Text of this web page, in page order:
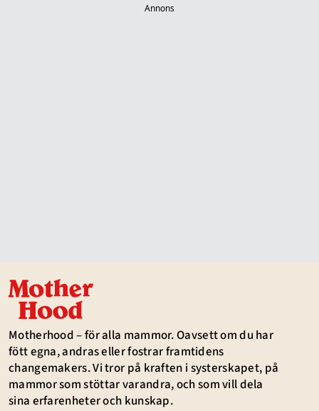
Annons
Motherhood – för alla mammor. Oavsett om du har
fött egna, andras eller fostrar framtidens
changemakers. Vi tror på kraften i systerskapet, på
mammor som stöttar varandra, och som vill dela
sina erfarenheter och kunskap.